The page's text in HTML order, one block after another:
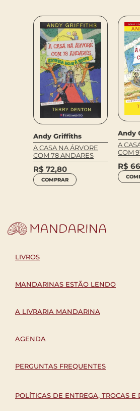
Andy Griffiths
A CASA NA ÁRVORE
COM 78 ANDARES
R$ 72,80
COMPRAR
Andy
A
COM
R$
LIVROS
MANDARINAS ESTÃO LENDO
A LIVRARIA MANDARINA
AGENDA
PERGUNTAS FREQUENTES
POLÍTICAS DE ENTREGA, TROCAS E